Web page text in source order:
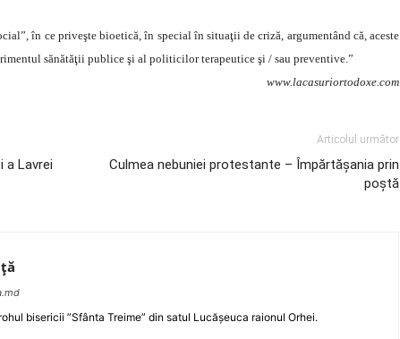
în ce priveşte bioetică, în special în situaţii de criză, argumentând că, aceste
sănătăţii publice şi al politicilor terapeutice şi / sau preventive.”
www.lacasuriortodoxe.com
a Lavrei
Articolul următor
Culmea nebuniei protestante – Împărtăşania prin
poştă
bisericii ”Sfânta Treime” din satul Lucășeuca raionul Orhei.